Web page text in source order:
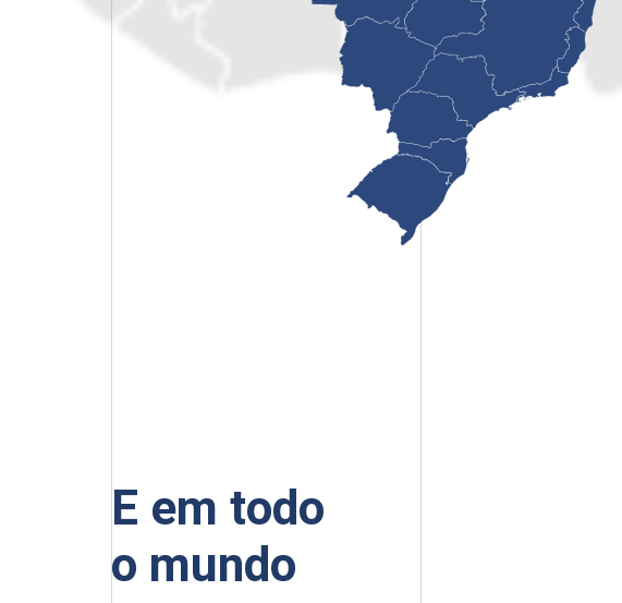
E em todo
o mundo